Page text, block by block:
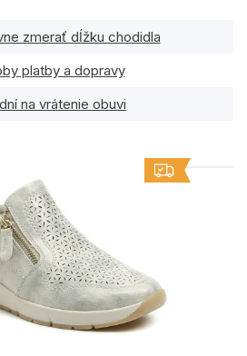
zmerať dĺžku chodidla
platby a dopravy
na vrátenie obuvi
PRODUKTY